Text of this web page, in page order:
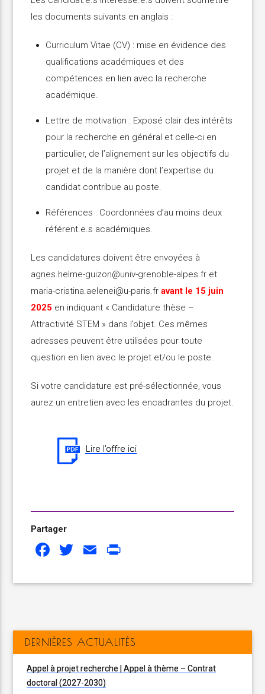
les documents suivants en anglais :
Curriculum Vitae (CV) : mise en évidence des
qualifications académiques et des
compétences en lien avec la recherche
académique.
Lettre de motivation : Exposé clair des intérêts
pour la recherche en général et celle-ci en
particulier, de l’alignement sur les objectifs du
projet et de la manière dont l’expertise du
candidat contribue au poste.
Références : Coordonnées d’au moins deux
référent.e.s académiques.
Les candidatures doivent être envoyées à
agnes.helme-guizon@univ-grenoble-alpes.fr et
maria-cristina.aelenei@u-paris.fravant le 15 juin
2025 en indiquant « Candidature thèse –
Attractivité STEM » dans l’objet. Ces mêmes
adresses peuvent être utilisées pour toute
question en lien avec le projet et/ou le poste.
Si votre candidature est pré-sélectionnée, vous
aurez un entretien avec les encadrantes du projet.
Lire l’offre ici
Partager
Facebook
Twitter
Email
DERNIÈRES ACTUALITÉS
Appel à projet recherche | Appel à thème – Contrat
doctoral (2027-2030)